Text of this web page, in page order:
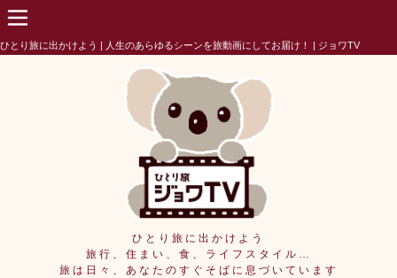
ひとり旅に出かけよう | 人生のあらゆるシーンを旅動画にしてお届け！ | ジョワTV
ひとり旅に出かけよう
旅行、住まい、食、ライフスタイル…
旅は日々、あなたのすぐそばに息づいています